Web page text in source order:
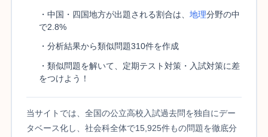
・中国・四国地方が出題される割合は、 地理分野の中
で2.8%
・分析結果から類似問題310件を作成
・類似問題を解いて、定期テスト対策・入試対策に差
をつけよう！
当サイトでは、全国の公立高校入試過去問を独自にデー
タベース化し、社会科全体で15,925件もの問題を徹底分